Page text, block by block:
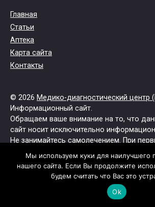
Главная
Статьи
Аптека
Карта сайта
Контакты
© 2026 Медико-диагностический
Информационный сайт.
Обращаем ваше внимание на то, что
сайт носит исключительно
Не занимайтесь самолечением. При
заболевания обратитесь к врачу.
Все права защищены.
Мы используем куки для наилучшего
нашего сайта. Если Вы продолжите
будем считать что Вас это
Ok